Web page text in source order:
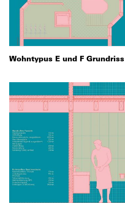
Wohntypus E und F Grundriss